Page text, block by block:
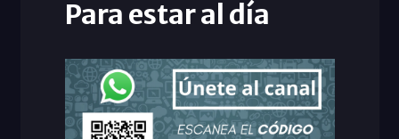
Para estar al día